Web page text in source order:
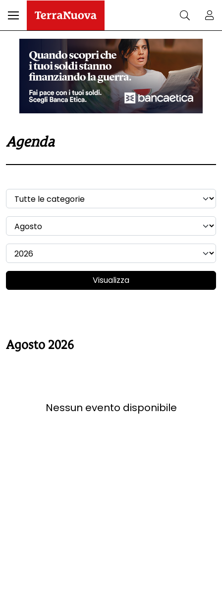
Agenda
Visualizza
Agosto 2026
Nessun evento disponibile